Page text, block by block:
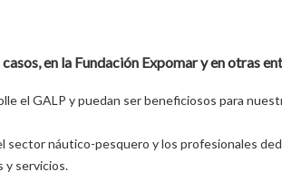
en la Fundación Expomar y en otras
el GALP y puedan ser beneficiosos para
náutico-pesquero y los profesionales
y servicios.